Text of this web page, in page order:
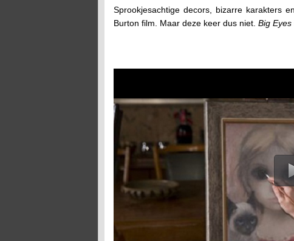
Sprookjesachtige decors, bizarre karakters
Burton film. Maar deze keer dus niet. Big Eyes